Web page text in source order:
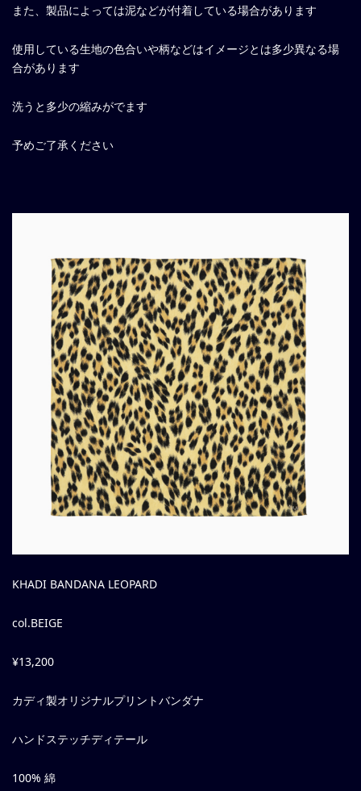
また、製品によっては泥などが付着している場合があります
使用している生地の色合いや柄などはイメージとは多少異なる場
合があります
洗うと多少の縮みがでます
予めご了承ください
KHADI BANDANA LEOPARD
col.BEIGE
¥13,200
カディ製オリジナルプリントバンダナ
ハンドステッチディテール
100% 綿